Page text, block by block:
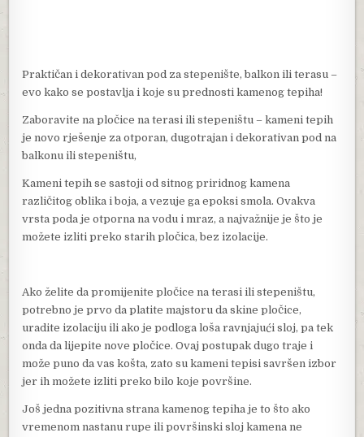
Praktičan i dekorativan pod za stepenište, balkon ili terasu –
evo kako se postavlja i koje su prednosti kamenog tepiha!
Zaboravite na pločice na terasi ili stepeništu – kameni tepih
je novo rješenje za otporan, dugotrajan i dekorativan pod na
balkonu ili stepeništu,
Kameni tepih se sastoji od sitnog priridnog kamena
različitog oblika i boja, a vezuje ga epoksi smola. Ovakva
vrsta poda je otporna na vodu i mraz, a najvažnije je što je
možete izliti preko starih pločica, bez izolacije.
Ako želite da promijenite pločice na terasi ili stepeništu,
potrebno je prvo da platite majstoru da skine pločice,
uradite izolaciju ili ako je podloga loša ravnjajući sloj, pa tek
onda da lijepite nove pločice. Ovaj postupak dugo traje i
može puno da vas košta, zato su kameni tepisi savršen izbor
jer ih možete izliti preko bilo koje površine.
Još jedna pozitivna strana kamenog tepiha je to što ako
vremenom nastanu rupe ili površinski sloj kamena ne